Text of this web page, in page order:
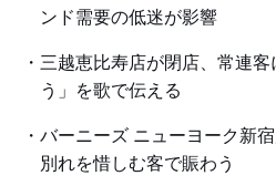
ンド需要の低迷が影響
三越恵比寿店が閉店、常連
う」を歌で伝える
バーニーズ ニューヨーク新
別れを惜しむ客で賑わう